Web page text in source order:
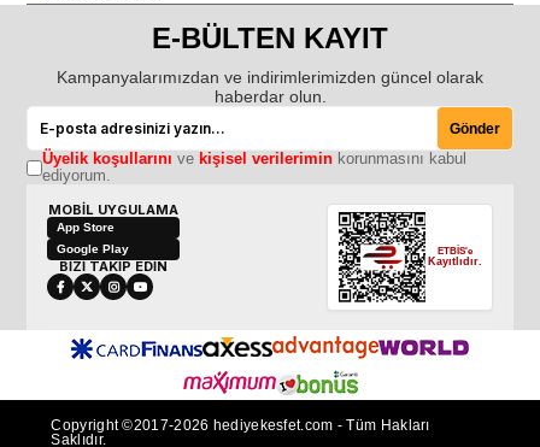
E-BÜLTEN KAYIT
Kampanyalarımızdan ve indirimlerimizden güncel olarak
haberdar olun.
Gönder
Üyelik koşullarını ve kişisel verileriminkorunmasını kabul
ediyorum.
MOBİL UYGULAMA
App Store
Google Play
BİZİ TAKİP EDİN
ETBİS'e
Kayıtlıdır.
Copyright ©2017-2026 hediyekesfet.com - Tüm Hakları
Saklıdır.